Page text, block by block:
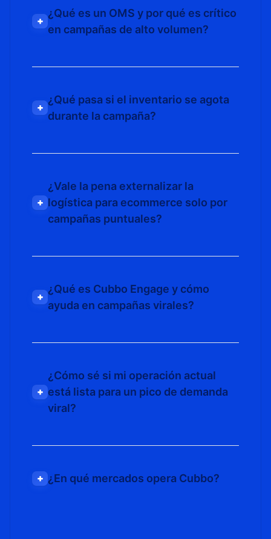
+
¿Qué es un OMS y por qué es crítico
en campañas de alto volumen?
+
¿Qué pasa si el inventario se agota
durante la campaña?
+
¿Vale la pena externalizar la
logística para ecommerce solo por
campañas puntuales?
+
¿Qué es Cubbo Engage y cómo
ayuda en campañas virales?
+
¿Cómo sé si mi operación actual
está lista para un pico de demanda
viral?
+ ¿En qué mercados opera Cubbo?